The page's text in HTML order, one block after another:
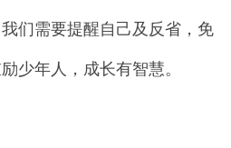
们需要提醒自己及反省，免
少年人，成长有智慧。